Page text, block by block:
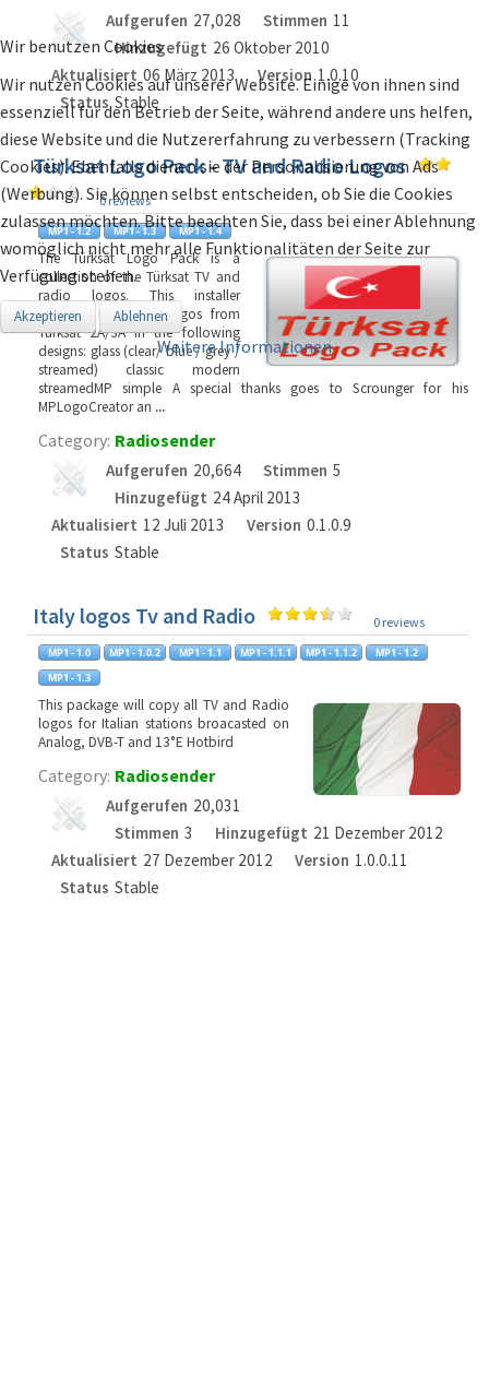
Aufgerufen 27,028 Stimmen 11
Hinzugefügt 26 Oktober 2010
Aktualisiert 06 März 2013 Version 1.0.10
Status Stable
Türksat Logo Pack - TV and Radio Logos
0 reviews
The Türksat Logo Pack is a
collection of the Türksat TV and
radio logos. This installer
contains nearly all Logos from
Türksat 2A/3A in the following
designs: glass (clear/ blue / grey /
streamed) classic modern
streamedMP simple A special thanks goes to Scrounger for his
MPLogoCreator an ...
Category: Radiosender
Aufgerufen 20,664 Stimmen 5
Hinzugefügt 24 April 2013
Aktualisiert 12 Juli 2013 Version 0.1.0.9
Status Stable
Italy logos Tv and Radio 0 reviews
This package will copy all TV and Radio
logos for Italian stations broacasted on
Analog, DVB-T and 13°E Hotbird
Category: Radiosender
Aufgerufen 20,031
Stimmen 3 Hinzugefügt 21 Dezember 2012
Aktualisiert 27 Dezember 2012 Version 1.0.0.11
Status Stable
Wir benutzen Cookies
Wir nutzen Cookies auf unserer Website. Einige von ihnen sind
essenziell für den Betrieb der Seite, während andere uns helfen,
diese Website und die Nutzererfahrung zu verbessern (Tracking
Cookies). Ebenfalls dienen sie der Personalisierung von Ads
(Werbung). Sie können selbst entscheiden, ob Sie die Cookies
zulassen möchten. Bitte beachten Sie, dass bei einer Ablehnung
womöglich nicht mehr alle Funktionalitäten der Seite zur
Verfügung stehen.
Akzeptieren Ablehnen
Weitere Informationen